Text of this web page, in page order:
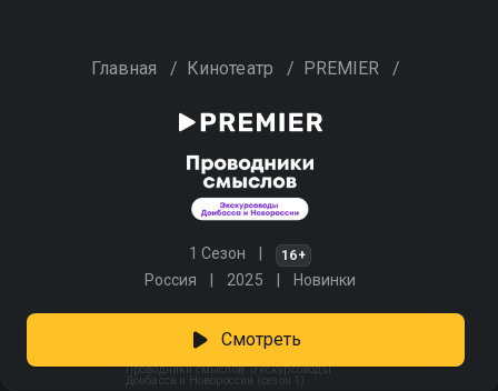
Главная / Кинотеатр / PREMIER /
1 Сезон 16+
Россия 2025 Новинки
Проводники смыслов. Экскурсоводы
Донбасса и Новороссии (сезон 1)
Смотреть